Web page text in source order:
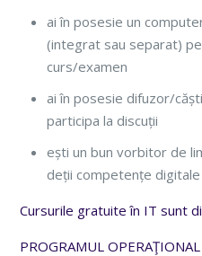
ai în posesie un
(integrat sau separat)
curs/examen
ai în posesie difuzor/
participa la discuții
ești un bun vorbitor de
deții competențe
Cursurile gratuite în IT sunt
PROGRAMUL